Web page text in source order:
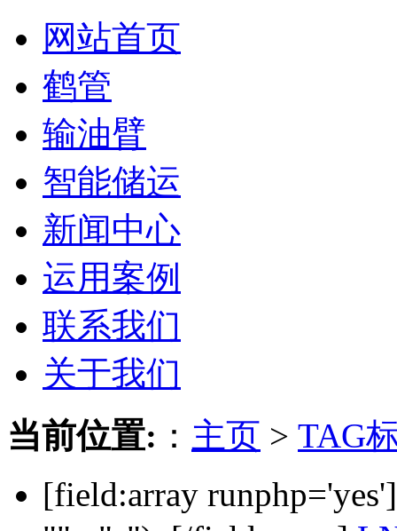
网站首页
鹤管
输油臂
智能储运
新闻中心
运用案例
联系我们
关于我们
当前位置: ： 主页 > TAG
[field:array